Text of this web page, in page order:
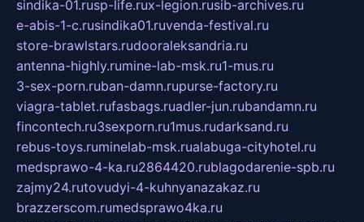
sindika-01.rusp-life.rux-legion.rusib-archives.ru
e-abis-1-c.rusindika01.ruvenda-festival.ru
store-brawlstars.rudooraleksandria.ru
antenna-highly.rumine-lab-msk.ru1-mus.ru
3-sex-porn.ruban-damn.rupurse-factory.ru
viagra-tablet.rufasbags.ruadler-jun.rubandamn.ru
fincontech.ru3sexporn.ru1mus.rudarksand.ru
rebus-toys.ruminelab-msk.rualabuga-cityhotel.ru
medsprawo-4-ka.ru2864420.rublagodarenie-spb.ru
zajmy24.rutovudyi-4-kuhnyanazakaz.ru
brazzerscom.rumedsprawo4ka.ru